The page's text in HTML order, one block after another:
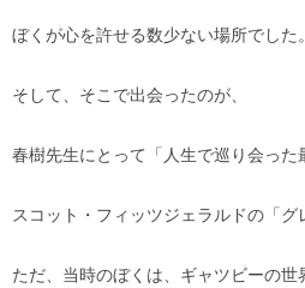
ぼくが心を許せる数少ない場所でした。
そして、そこで出会ったのが、
春樹先生にとって「人生で巡り会った
スコット・フィッツジェラルドの「グ
ただ、当時のぼくは、ギャツビーの